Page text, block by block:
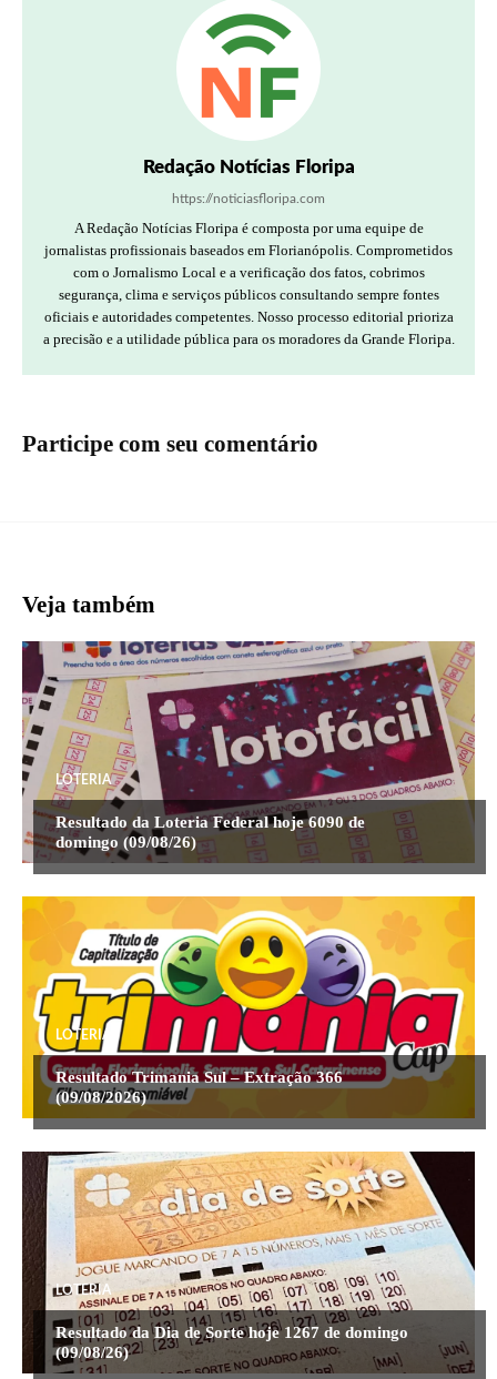
Redação Notícias Floripa
https://noticiasfloripa.com
A Redação Notícias Floripa é composta por uma equipe de
jornalistas profissionais baseados em Florianópolis. Comprometidos
com o Jornalismo Local e a verificação dos fatos, cobrimos
segurança, clima e serviços públicos consultando sempre fontes
oficiais e autoridades competentes. Nosso processo editorial prioriza
a precisão e a utilidade pública para os moradores da Grande Floripa.
Participe com seu comentário
Veja também
LOTERIA
Resultado da Loteria Federal hoje 6090 de
domingo (09/08/26)
LOTERIA
Resultado Trimania Sul – Extração 366
(09/08/2026)
LOTERIA
Resultado da Dia de Sorte hoje 1267 de domingo
(09/08/26)